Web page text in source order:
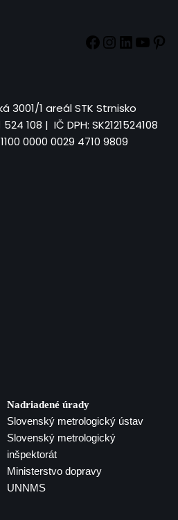
3001/1 areál STK Strnisko
524 108 | IČ DPH: SK2121524108
0000 0029 4710 9809
Nadriadené úrady
Slovenský metrologický ústav
Slovenský metrologický
inšpektorát
Ministerstvo dopravy
UNNMS